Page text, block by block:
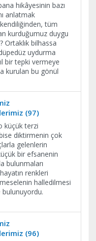
hikâyesinin bazı
anlatmak
tüm
kurduğumuz duygu
Ortaklık bilhassa
uydurma
bir tepki vermeye
kurulan bu gönül
(97)
küçük terzi
diktirmenin çok
gelenlerin
bir efsanenin
bulunmaları
renkleri
halledilmesi
bulunuyordu.
(96)